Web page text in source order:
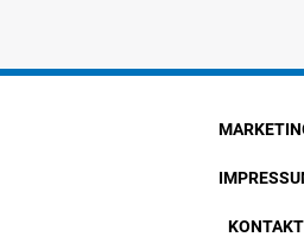
KONTAKT